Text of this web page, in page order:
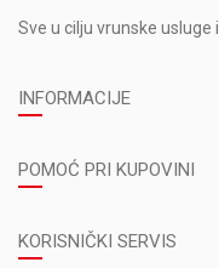
Sve u cilju vrunske
INFORMACIJE
POMOĆ PRI KUPOVINI
KORISNIČKI SERVIS